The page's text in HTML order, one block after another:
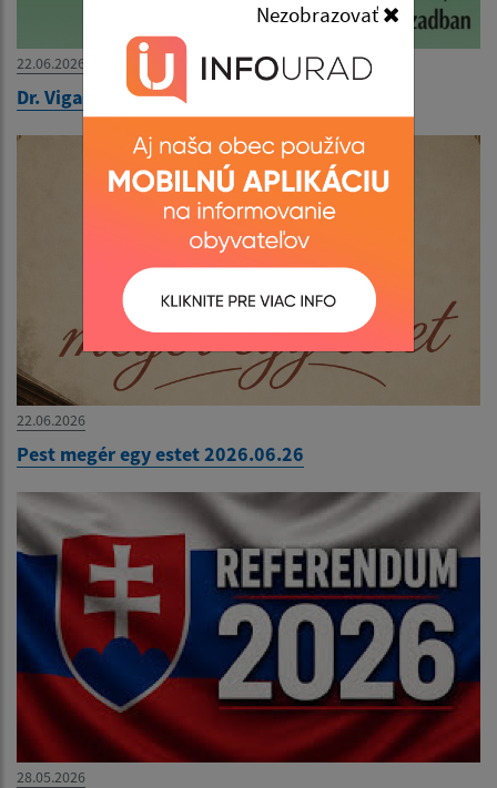
22.06.2026
Dr. Viga Gyula könyvbemutatója 2026.06.26
22.06.2026
Pest megér egy estet 2026.06.26
28.05.2026
Nezobrazovať